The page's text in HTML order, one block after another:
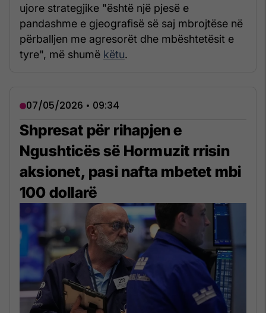
ujore strategjike "është një pjesë e
pandashme e gjeografisë së saj mbrojtëse në
përballjen me agresorët dhe mbështetësit e
tyre", më shumë këtu.
07/05/2026 • 09:34
Shpresat për rihapjen e
Ngushticës së Hormuzit rrisin
aksionet, pasi nafta mbetet mbi
100 dollarë